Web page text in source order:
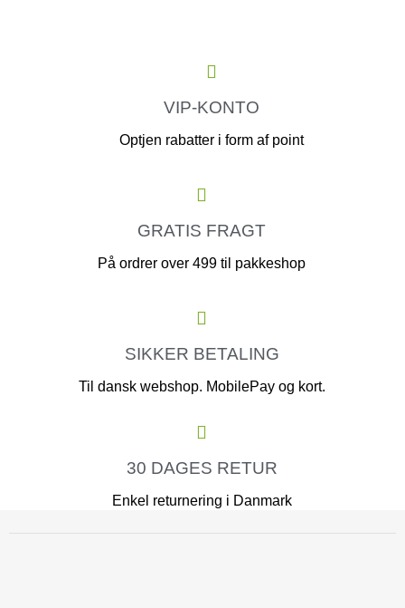
VIP-KONTO
Optjen rabatter i form af point
GRATIS FRAGT
På ordrer over 499 til pakkeshop
SIKKER BETALING
Til dansk webshop. MobilePay og kort.
30 DAGES RETUR
Enkel returnering i Danmark